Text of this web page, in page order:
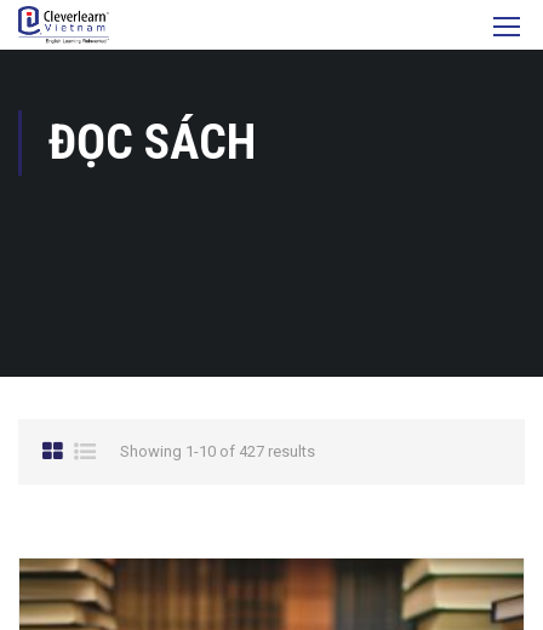
ĐỌC SÁCH
Showing 1-10 of 427 results